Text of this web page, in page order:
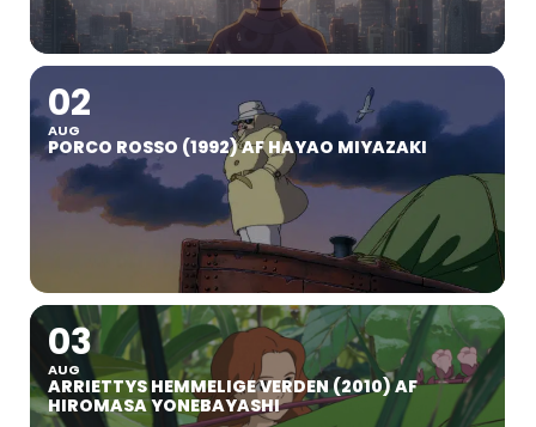
02
AUG
PORCO ROSSO (1992) AF HAYAO MIYAZAKI
03
AUG
ARRIETTYS HEMMELIGE VERDEN (2010) AF
HIROMASA YONEBAYASHI